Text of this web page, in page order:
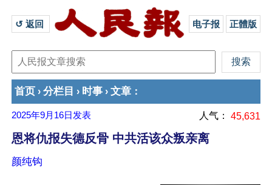
↺ 返回 电子报 正體版
首页 › 分栏目 › 时事 › 文章 ：
2025年9月16日 发表 人气： 45,631
恩将仇报失德反骨 中共活该众叛亲离
颜纯钩